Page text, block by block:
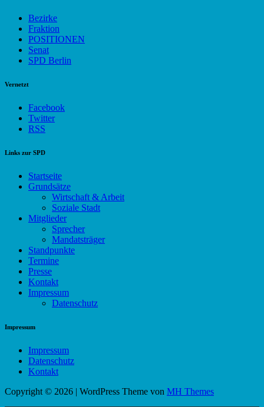
Bezirke
Fraktion
POSITIONEN
Senat
SPD Berlin
Vernetzt
Facebook
Twitter
RSS
Links zur SPD
Startseite
Grundsätze
Wirtschaft & Arbeit
Soziale Stadt
Mitglieder
Sprecher
Mandatsträger
Standpunkte
Termine
Presse
Kontakt
Impressum
Datenschutz
Impressum
Impressum
Datenschutz
Kontakt
Copyright © 2026 | WordPress Theme von MH Themes